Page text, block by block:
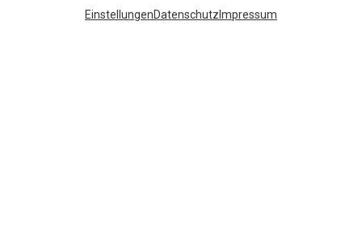
EinstellungenDatenschutz Impressum